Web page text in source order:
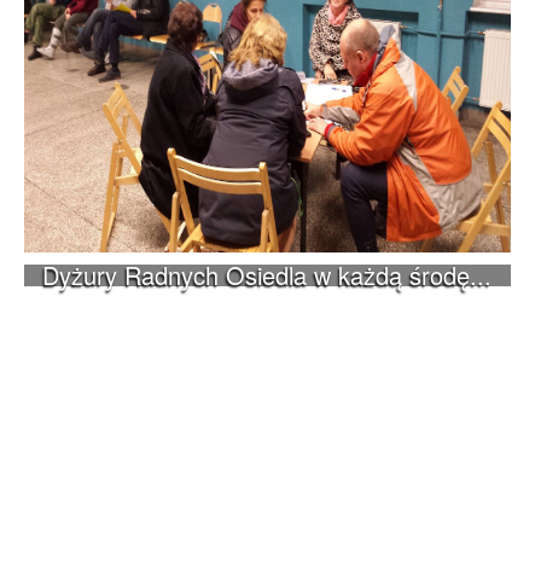
Dyżury Radnych Osiedla w każdą środę...